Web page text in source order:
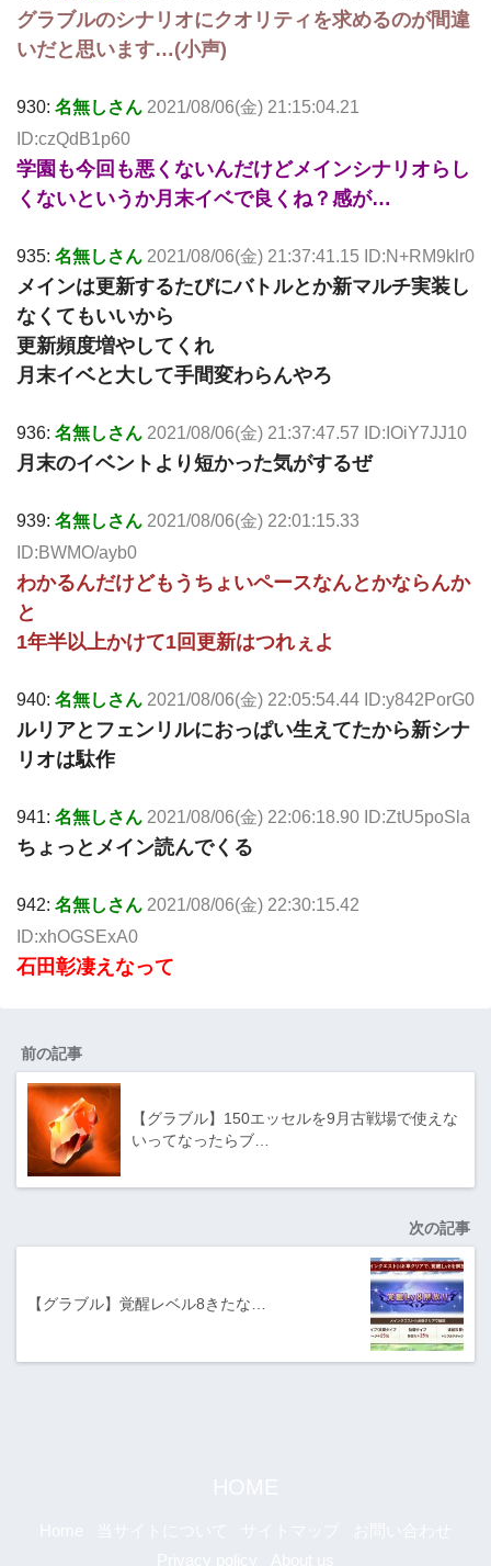
グラブルのシナリオにクオリティを求めるのが間違
いだと思います…(小声)
930: 名無しさん 2021/08/06(金) 21:15:04.21
ID:czQdB1p60
学園も今回も悪くないんだけどメインシナリオらし
くないというか月末イベで良くね？感が…
935: 名無しさん 2021/08/06(金) 21:37:41.15 ID:N+RM9klr0
メインは更新するたびにバトルとか新マルチ実装し
なくてもいいから
更新頻度増やしてくれ
月末イベと大して手間変わらんやろ
936: 名無しさん 2021/08/06(金) 21:37:47.57 ID:IOiY7JJ10
月末のイベントより短かった気がするぜ
939: 名無しさん 2021/08/06(金) 22:01:15.33
ID:BWMO/ayb0
わかるんだけどもうちょいペースなんとかならんか
と
1年半以上かけて1回更新はつれぇよ
940: 名無しさん 2021/08/06(金) 22:05:54.44 ID:y842PorG0
ルリアとフェンリルにおっぱい生えてたから新シナ
リオは駄作
941: 名無しさん 2021/08/06(金) 22:06:18.90 ID:ZtU5poSla
ちょっとメイン読んでくる
942: 名無しさん 2021/08/06(金) 22:30:15.42
ID:xhOGSExA0
石田彰凄えなって
前の記事
【グラブル】150エッセルを9月古戦場で使えな
いってなったらブ…
次の記事
【グラブル】覚醒レベル8きたな…